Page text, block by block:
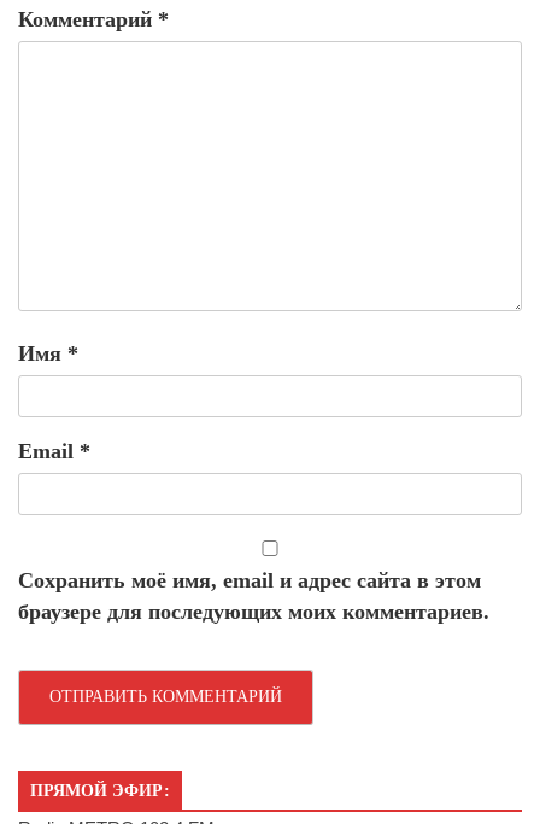
Комментарий *
Имя *
Email *
Сохранить моё имя, email и адрес сайта в этом
браузере для последующих моих комментариев.
ПРЯМОЙ ЭФИР: